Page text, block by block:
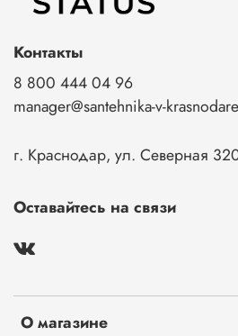
О магазине
Контакты
8 800 444 04 96
manager@santehnika-v-
г. Краснодар, ул. Северная
Оставайтесь на связи